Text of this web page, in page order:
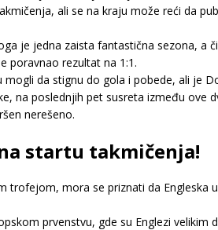
ali se na kraju može reći da
je jedna zaista fantastična sezona, a
poravnao rezultat na 1:1.
da stignu do gola i pobede, ali je
na poslednjih pet susreta između ove
nerešeno.
startu takmičenja!
trofejom, mora se priznati da Engleska
prvenstvu, gde su Englezi